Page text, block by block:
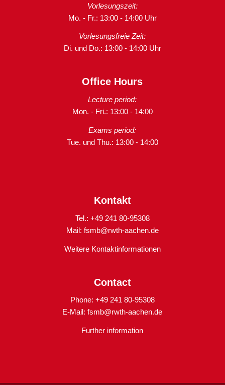
Vorlesungszeit:
Mo. - Fr.: 13:00 - 14:00 Uhr
Vorlesungsfreie Zeit:
Di. und Do.: 13:00 - 14:00 Uhr
Office Hours
Lecture period:
Mon. - Fri.: 13:00 - 14:00
Exams period:
Tue. und Thu.: 13:00 - 14:00
Kontakt
Tel.: +49 241 80-95308
Mail: fsmb@rwth-aachen.de
Weitere Kontaktinformationen
Contact
Phone: +49 241 80-95308
E-Mail:fsmb@rwth-aachen.de
Further information